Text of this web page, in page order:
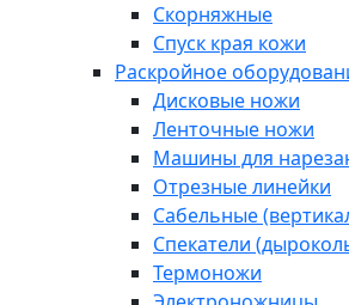
Скорняжные
Спуск края кожи
Раскройное
Дисковые ножи
Ленточные ножи
Машины для
Отрезные линейки
Сабельные
Спекатели
Термоножи